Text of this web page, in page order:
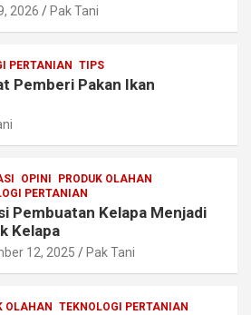
2026 Pak Tani
PERTANIAN TIPS
Pemberi Pakan Ikan
OPINI
PRODUK OLAHAN
PERTANIAN
Pembuatan Kelapa Menjadi
Kelapa
12, 2025 Pak Tani
OLAHAN TEKNOLOGI PERTANIAN